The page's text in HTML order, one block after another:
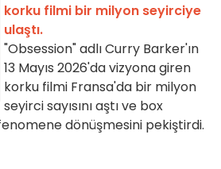
korku filmi bir milyon seyirciye
ulaştı.
"Obsession" adlı Curry Barker'ın
13 Mayıs 2026'da vizyona giren
korku filmi Fransa'da bir milyon
seyirci sayısını aştı ve box
dönüşmesini pekiştirdi.